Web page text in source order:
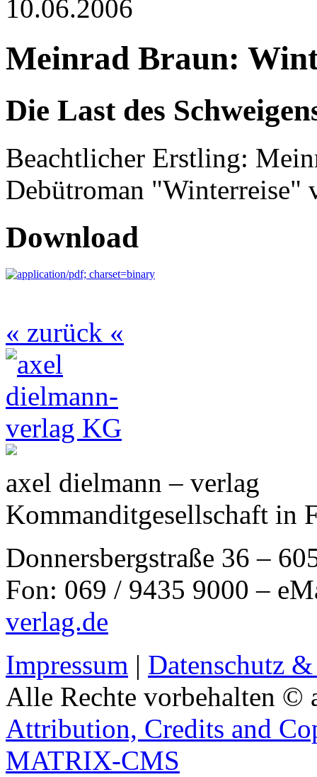
10.06.2006
Meinrad Braun:
Die Last des
Beachtlicher Erstling:
Debütroman "Winterreise"
Download
« zurück «
axel dielmann – verlag
Kommanditgesellschaft in
Donnersbergstraße 36 –
Fon: 069 / 9435 9000 –
verlag.de
Impressum | Datenschutz
Alle Rechte vorbehalten ©
Attribution, Credits and
MATRIX-CMS